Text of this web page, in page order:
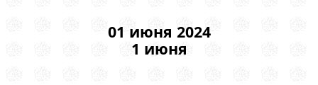
01 июня 2024
1 июня